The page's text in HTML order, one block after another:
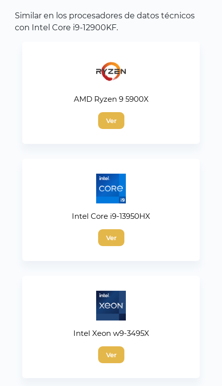
Similar en los procesadores de datos técnicos
con Intel Core i9-12900KF.
AMD Ryzen 9 5900X
Ver
Intel Core i9-13950HX
Ver
Intel Xeon w9-3495X
Ver